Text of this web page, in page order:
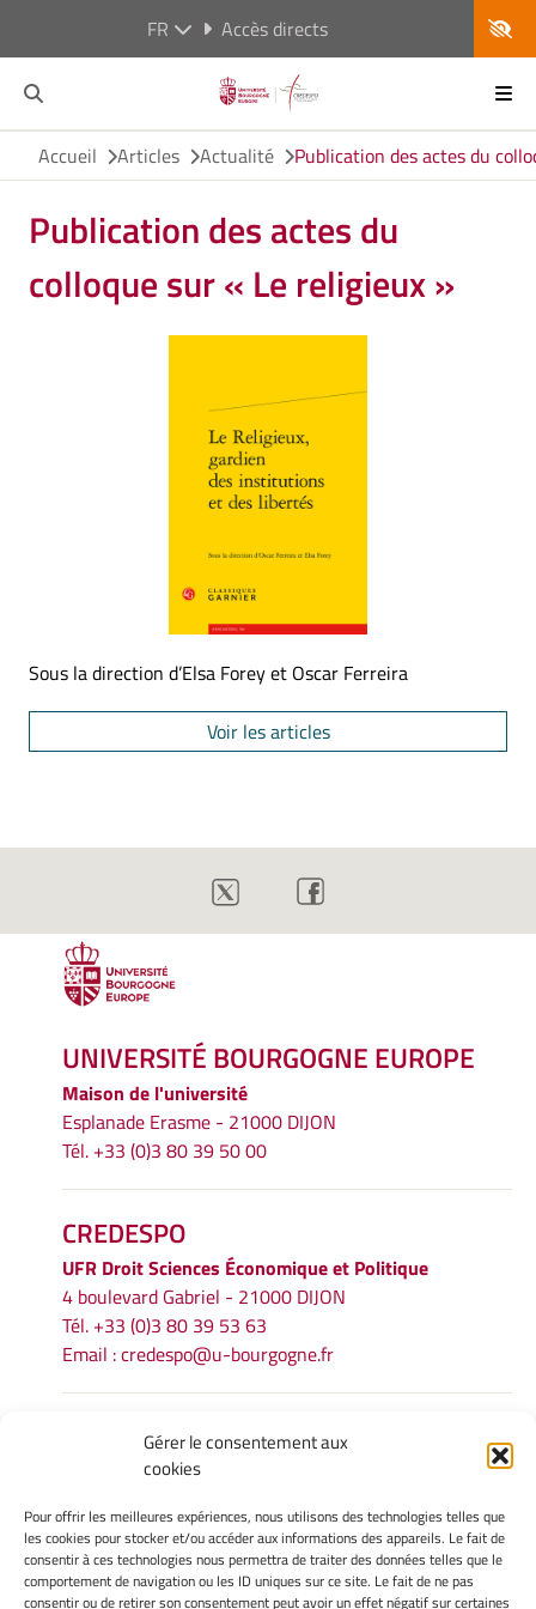
Gérer le consentement aux
cookies
Pour offrir les meilleures expériences, nous utilisons des technologies telles que
les cookies pour stocker et/ou accéder aux informations des appareils. Le fait de
consentir à ces technologies nous permettra de traiter des données telles que le
comportement de navigation ou les ID uniques sur ce site. Le fait de ne pas
consentir ou de retirer son consentement peut avoir un effet négatif sur certaines
FR Accès directs
Accueil Articles Actualité Publication des actes du
Publication des actes du
colloque sur « Le religieux »
Sous la direction d’Elsa Forey et Oscar Ferreira
Voir les articles
UNIVERSITÉ BOURGOGNE EUROPE
Maison de l'université
Esplanade Erasme - 21000 DIJON
Tél. +33 (0)3 80 39 50 00
CREDESPO
UFR Droit Sciences Économique et Politique
4 boulevard Gabriel - 21000 DIJON
Tél. +33 (0)3 80 39 53 63
Email :credespo@u-bourgogne.fr
INFORMATIONS LÉGALES
Mentions légales
Politique de cookies
Déclaration de confidentialité
Avertissement